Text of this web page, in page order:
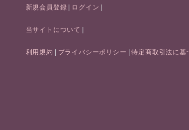
新規会員登録 ログイン
当サイトについて
利用規約 プライバシーポリシー 特定商取引法に基